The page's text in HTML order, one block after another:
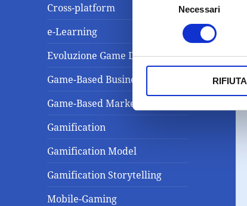
Necessari
RIFIUTA
Cross-platform
e-Learning
Evoluzione Game Design
Game-Based Business Solution
Game-Based Marketing
Gamification
Gamification Model
Gamification Storytelling
Mobile-Gaming